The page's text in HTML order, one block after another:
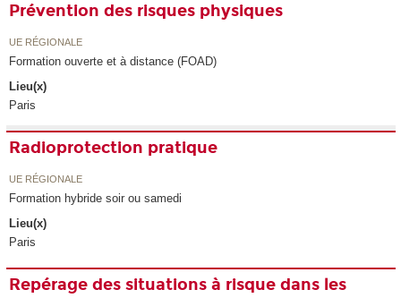
Prévention des risques physiques
UE RÉGIONALE
Formation ouverte et à distance (FOAD)
Lieu(x)
Paris
Radioprotection pratique
UE RÉGIONALE
Formation hybride soir ou samedi
Lieu(x)
Paris
Repérage des situations à risque dans les